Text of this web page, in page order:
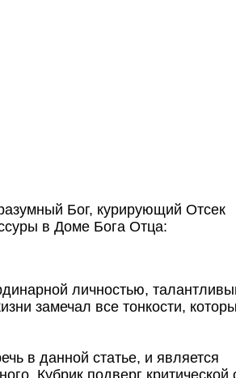
Бог, курирующий Отсек
в Доме Бога Отца:
личностью,
замечал все тонкости,
в данной статье, и является
Кубрик подверг критической